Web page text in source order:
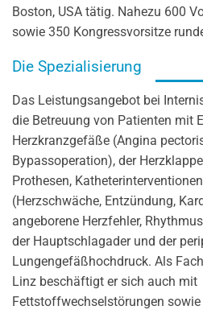
Boston, USA tätig. Nahezu 600
sowie 350 Kongressvorsitze
Die Spezialisierung
Das Leistungsangebot bei
die Betreuung von Patienten mit
Herzkranzgefäße (Angina
Bypassoperation), der
Prothesen,
(Herzschwäche, Entzündung,
angeborene Herzfehler,
der Hauptschlagader und der
Lungengefäßhochdruck. Als
Linz beschäftigt er sich auch mit
Fettstoffwechselstörungen